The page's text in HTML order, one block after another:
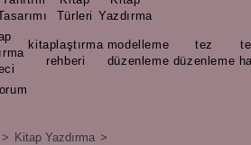
Türleri Yazdırma
,
kitaplaştırma
rehberi
,
modelleme
düzenleme
tez
düzenleme
> Kitap Yazdırma >